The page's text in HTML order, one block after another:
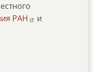
РАН
и